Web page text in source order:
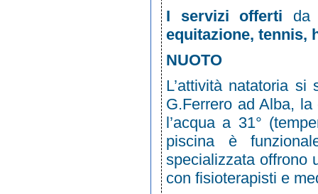
I servizi offerti da
equitazione, tennis,
NUOTO
L’attività natatoria
G.Ferrero ad Alba,
l’acqua a 31°
piscina è
specializzata offrono
con fisioterapisti e